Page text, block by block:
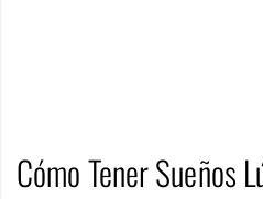
Cómo Tener Sueños